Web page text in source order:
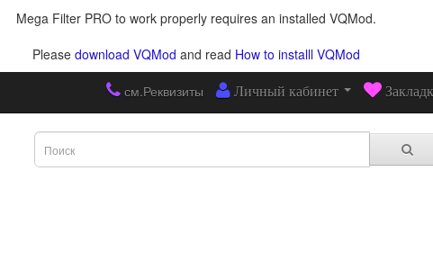
Mega Filter PRO to work properly requires an installed VQMod.
Please download VQMod and read How to installl VQMod
см.Реквизиты Личный кабинет